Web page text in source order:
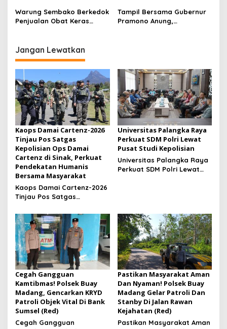
Secara Luas Mulai 20
Agustus 2026
Bersalah
Warung Sembako Berkedok
Penjualan Obat Keras
Tampil Bersama Gubernur
Pramono Anung,
Jangan Lewatkan
Kaops Damai Cartenz-2026
Tinjau Pos Satgas
Kepolisian Ops Damai
Cartenz di Sinak, Perkuat
Pendekatan Humanis
Bersama Masyarakat
Kaops Damai Cartenz-2026
Tinjau Pos Satgas
Cartenz di Sinak, Perkuat
Pendekatan Humanis
Bersama Masyarakat
Universitas Palangka Raya
Perkuat SDM Polri Lewat
Pusat Studi Kepolisian
Universitas Palangka Raya
Perkuat SDM Polri Lewat
Cegah Gangguan
Kamtibmas! Polsek Buay
Madang, Gencarkan KRYD
Patroli Objek Vital Di Bank
Sumsel (Red)
Cegah Gangguan
Pastikan Masyarakat Aman
Dan Nyaman! Polsek Buay
Madang Gelar Patroli Dan
Stanby Di Jalan Rawan
Kejahatan (Red)
Pastikan Masyarakat Aman